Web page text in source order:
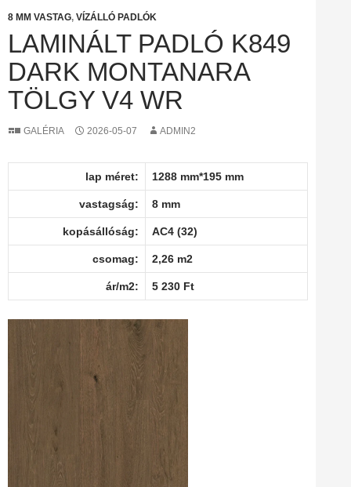
8 MM VASTAG, VÍZÁLLÓ PADLÓK
LAMINÁLT PADLÓ K849
DARK MONTANARA
TÖLGY V4 WR
GALÉRIA 2026-05-07 ADMIN2
lap méret: 1288 mm*195 mm
vastagság: 8 mm
kopásállóság: AC4 (32)
csomag: 2,26 m2
ár/m2: 5 230 Ft